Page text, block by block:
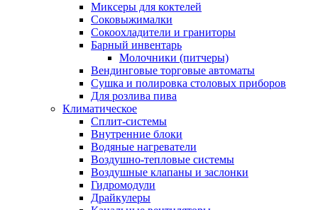
Миксеры для коктелей
Соковыжималки
Сокоохладители и граниторы
Барный инвентарь
Молочники (питчеры)
Вендинговые торговые автоматы
Сушка и полировка столовых приборов
Для розлива пива
Климатическое
Сплит-системы
Внутренние блоки
Водяные нагреватели
Воздушно-тепловые системы
Воздушные клапаны и заслонки
Гидромодули
Драйкулеры